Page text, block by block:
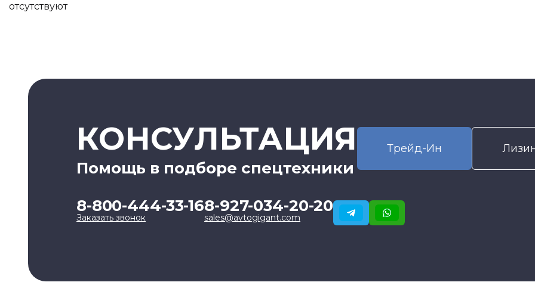
отсутствуют
КОНСУЛЬТАЦИЯ
Помощь в подборе спецтехники
Трейд-Ин
8-800-444-33-16
Заказать звонок
8-927-034-20-20
sales@avtogigant.com